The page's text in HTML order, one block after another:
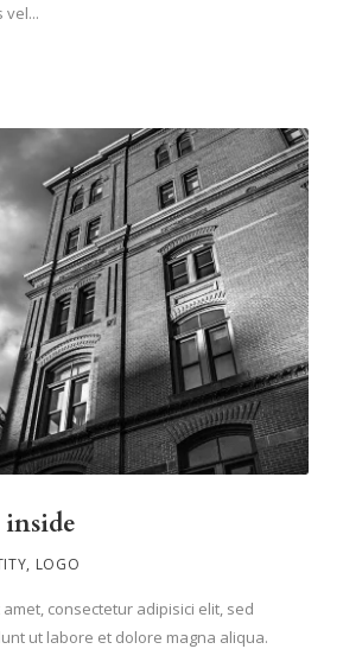
vel...
inside
, LOGO
consectetur adipisici elit, sed
ut labore et dolore magna aliqua.